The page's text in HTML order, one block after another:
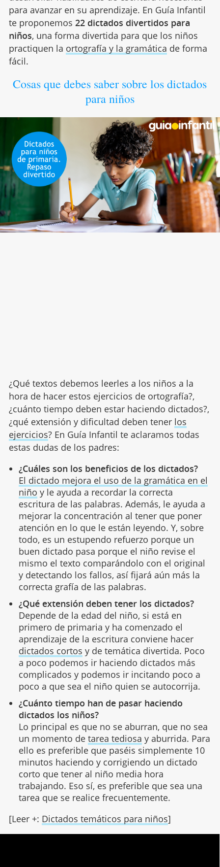
para avanzar en su aprendizaje. En Guía Infantil
te proponemos 22 dictados divertidos para
niños, una forma divertida para que los niños
practiquen la ortografía y la gramática de forma
fácil.
Cosas que debes saber sobre los dictados
para niños
¿Qué textos debemos leerles a los niños a la
hora de hacer estos ejercicios de ortografía?,
¿cuánto tiempo deben estar haciendo dictados?,
¿qué extensión y dificultad deben tener los
ejercicios? En Guía Infantil te aclaramos todas
estas dudas de los padres:
¿Cuáles son los beneficios de los dictados?
El dictado mejora el uso de la gramática en el
niño y le ayuda a recordar la correcta
escritura de las palabras. Además, le ayuda a
mejorar la concentración al tener que poner
atención en lo que le están leyendo. Y, sobre
todo, es un estupendo refuerzo porque un
buen dictado pasa porque el niño revise el
mismo el texto comparándolo con el original
y detectando los fallos, así fijará aún más la
correcta grafía de las palabras.
¿Qué extensión deben tener los dictados?
Depende de la edad del niño, si está en
primero de primaria y ha comenzado el
aprendizaje de la escritura conviene hacer
dictados cortos y de temática divertida. Poco
a poco podemos ir haciendo dictados más
complicados y podemos ir incitando poco a
poco a que sea el niño quien se autocorrija.
¿Cuánto tiempo han de pasar haciendo
dictados los niños?
Lo principal es que no se aburran, que no sea
un momento de tarea tediosa y aburrida. Para
ello es preferible que paséis simplemente 10
minutos haciendo y corrigiendo un dictado
corto que tener al niño media hora
trabajando. Eso sí, es preferible que sea una
tarea que se realice frecuentemente.
[Leer +: Dictados temáticos para niños]